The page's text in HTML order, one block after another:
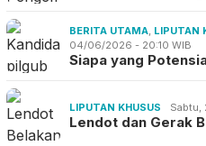
BERITA UTAMA LIPUTAN
04/06/2026 - 20:10 WIB
Siapa yang
LIPUTAN KHUSUS Sabtu,
Lendot dan Gerak